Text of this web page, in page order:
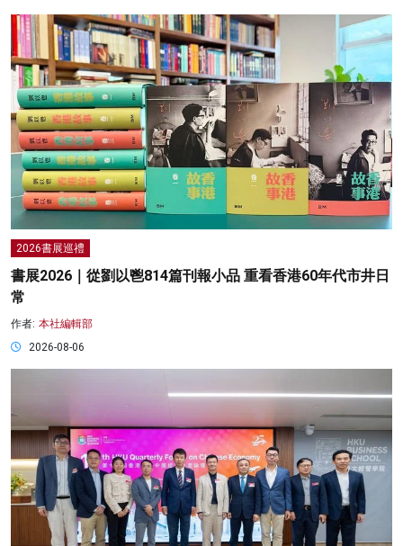
2026書展巡禮
書展2026｜從劉以鬯814篇刊報小品 重看香港60年代市井日
常
作者: 本社編輯部
2026-08-06